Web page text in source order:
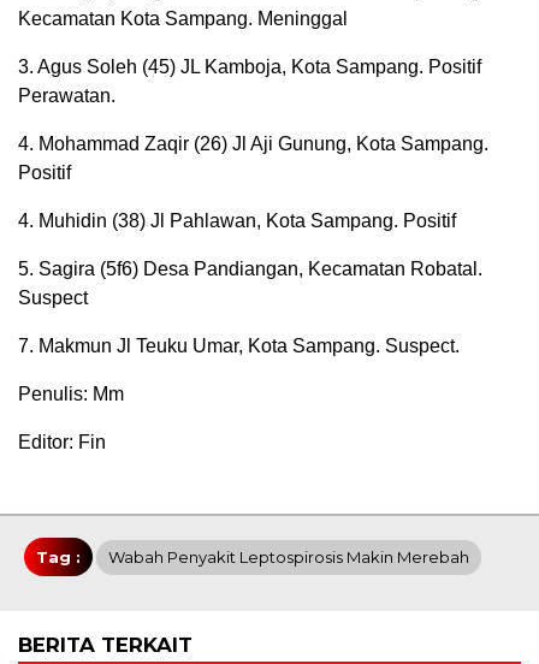
Kecamatan Kota Sampang. Meninggal
3. Agus Soleh (45) JL Kamboja, Kota Sampang. Positif
Perawatan.
4. Mohammad Zaqir (26) Jl Aji Gunung, Kota Sampang.
Positif
4. Muhidin (38) Jl Pahlawan, Kota Sampang. Positif
5. Sagira (5f6) Desa Pandiangan, Kecamatan Robatal.
Suspect
7. Makmun Jl Teuku Umar, Kota Sampang. Suspect.
Penulis: Mm
Editor: Fin
Tag : Wabah Penyakit Leptospirosis Makin Merebah
BERITA TERKAIT